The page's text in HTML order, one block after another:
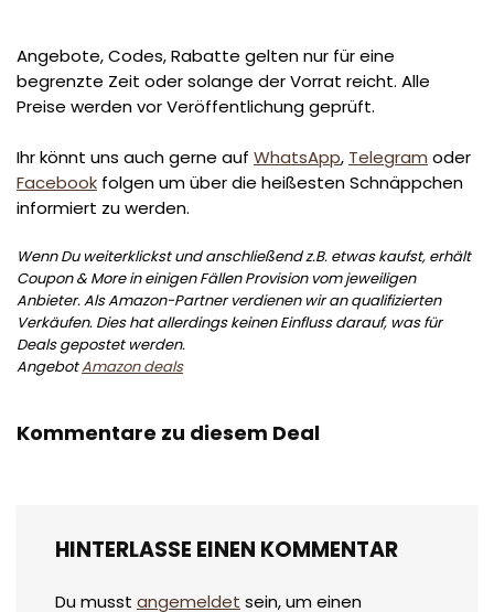
Angebote, Codes, Rabatte gelten nur für eine
begrenzte Zeit oder solange der Vorrat reicht. Alle
Preise werden vor Veröffentlichung geprüft.
Ihr könnt uns auch gerne auf WhatsApp, Telegram oder
Facebook folgen um über die heißesten Schnäppchen
informiert zu werden.
Wenn Du weiterklickst und anschließend z.B. etwas kaufst, erhält
Coupon & More in einigen Fällen Provision vom jeweiligen
Anbieter. Als Amazon-Partner verdienen wir an qualifizierten
Verkäufen. Dies hat allerdings keinen Einfluss darauf, was für
Deals gepostet werden.
AngebotAmazon deals
Kommentare zu diesem Deal
HINTERLASSE EINEN KOMMENTAR
Du musst angemeldet sein, um einen